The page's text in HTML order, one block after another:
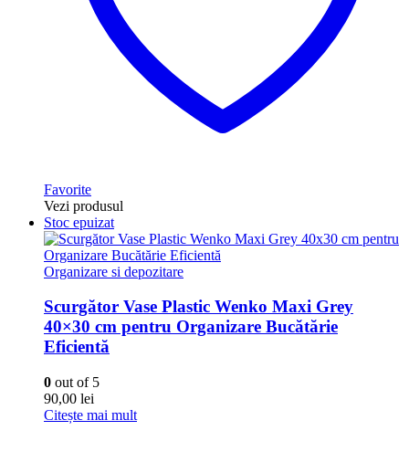
Favorite
Vezi produsul
Stoc epuizat
Organizare si depozitare
Scurgător Vase Plastic Wenko Maxi Grey
40×30 cm pentru Organizare Bucătărie
Eficientă
0 out of 5
90,00 lei
Citește mai mult